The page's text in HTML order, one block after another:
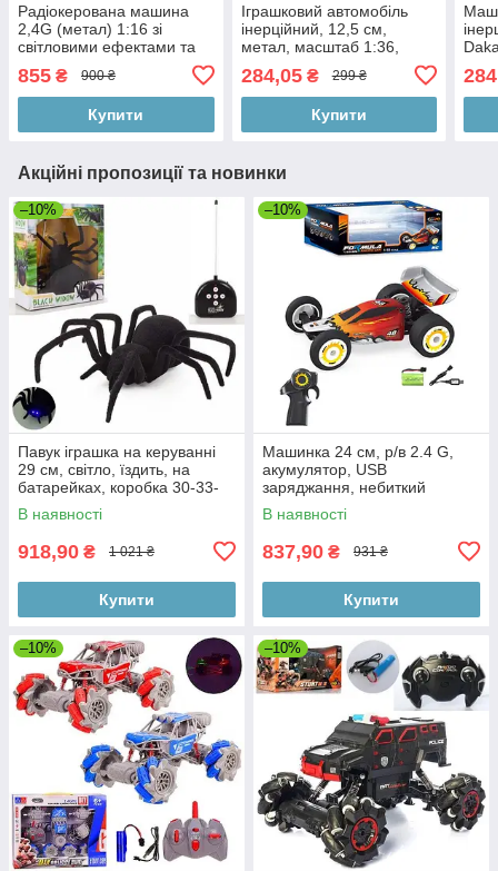
Радіокерована машина
2,4G (метал) 1:16 зі
світловими ефектами та
акумулятор, 24 см
855 ₴ 900 ₴
Купити
Іграшковий автомобіль
інерційний, 12,5 см,
метал, масштаб 1:36,
284,05₴ 299 ₴
Купити
Акційні пропозиції та новинки
–10%
Павук іграшка на керуванні
29 см, світло, їздить, на
батарейках, коробка 30-33-
10 см
В наявності
918,90 ₴ 1 021 ₴
Купити
–10%
Машинка 24 см, р/в 2.4 G,
акумулятор, USB
заряджання, небиткий
корпус, поролонові колеса
В наявності
837,90 ₴ 931 ₴
Купити
–10% –10%